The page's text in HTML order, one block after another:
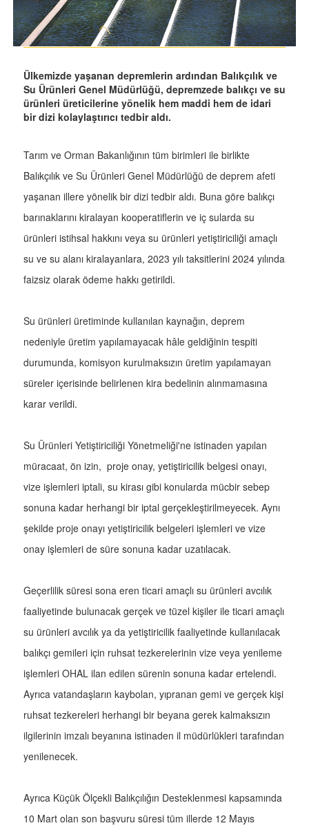
Ülkemizde yaşanan depremlerin ardından Balıkçılık ve
Su Ürünleri Genel Müdürlüğü, depremzede balıkçı ve su
ürünleri üreticilerine yönelik hem maddi hem de idari
bir dizi kolaylaştırıcı tedbir aldı.
Tarım ve Orman Bakanlığının tüm birimleri ile birlikte
Balıkçılık ve Su Ürünleri Genel Müdürlüğü de deprem afeti
yaşanan illere yönelik bir dizi tedbir aldı. Buna göre balıkçı
barınaklarını kiralayan kooperatiflerin ve iç sularda su
ürünleri istihsal hakkını veya su ürünleri yetiştiriciliği amaçlı
su ve su alanı kiralayanlara, 2023 yılı taksitlerini 2024 yılında
faizsiz olarak ödeme hakkı getirildi.
Su ürünleri üretiminde kullanılan kaynağın, deprem
nedeniyle üretim yapılamayacak hâle geldiğinin tespiti
durumunda, komisyon kurulmaksızın üretim yapılamayan
süreler içerisinde belirlenen kira bedelinin alınmamasına
karar verildi.
Su Ürünleri Yetiştiriciliği Yönetmeliği'ne istinaden yapılan
müracaat, ön izin, proje onay, yetiştiricilik belgesi onayı,
vize işlemleri iptali, su kirası gibi konularda mücbir sebep
sonuna kadar herhangi bir iptal gerçekleştirilmeyecek. Aynı
şekilde proje onayı yetiştiricilik belgeleri işlemleri ve vize
onay işlemleri de süre sonuna kadar uzatılacak.
Geçerlilik süresi sona eren ticari amaçlı su ürünleri avcılık
faaliyetinde bulunacak gerçek ve tüzel kişiler ile ticari amaçlı
su ürünleri avcılık ya da yetiştiricilik faaliyetinde kullanılacak
balıkçı gemileri için ruhsat tezkerelerinin vize veya yenileme
işlemleri OHAL ilan edilen sürenin sonuna kadar ertelendi.
Ayrıca vatandaşların kaybolan, yıpranan gemi ve gerçek kişi
ruhsat tezkereleri herhangi bir beyana gerek kalmaksızın
ilgilerinin imzalı beyanına istinaden il müdürlükleri tarafından
yenilenecek.
Ayrıca Küçük Ölçekli Balıkçılığın Desteklenmesi kapsamında
10 Mart olan son başvuru süresi tüm illerde 12 Mayıs